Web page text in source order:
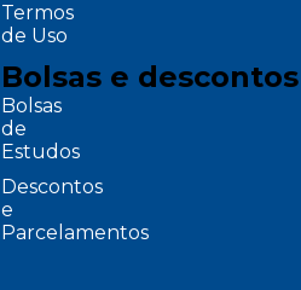
Termos
de Uso
Bolsas e descontos
Bolsas
de
Estudos
Descontos
e
Parcelamentos